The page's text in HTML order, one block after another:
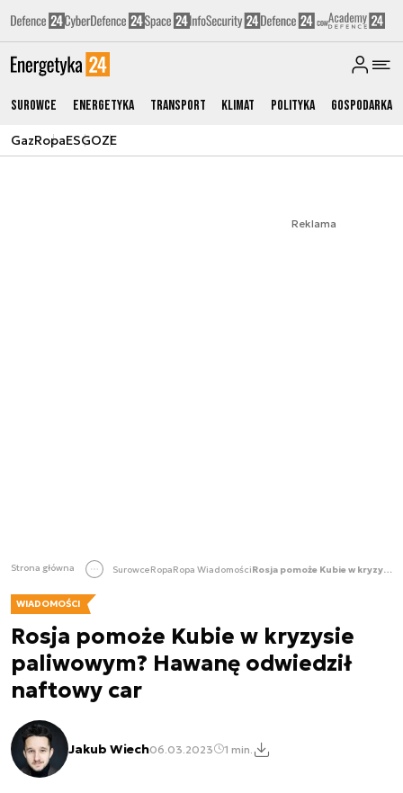
Surowce Energetyka Transport Klimat Polityka Gospodarka
GazRopaESGOZE
Reklama
Strona główna SurowceRopaRopa Wiadomości Rosja pomoże Kubie w kryzysie paliwowym? Hawanę odwiedził naftowy car
WIADOMOŚCI
Rosja pomoże Kubie w kryzysie
paliwowym? Hawanę odwiedził
naftowy car
Jakub Wiech06.03.2023 1 min.